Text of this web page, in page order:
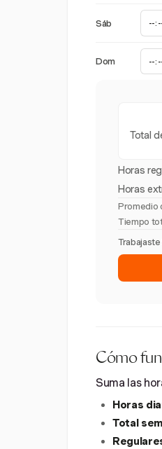
Sáb
Dom
Total
Horas
Horas
Promedio
Tiempo
Cómo
Suma las
Horas
Total